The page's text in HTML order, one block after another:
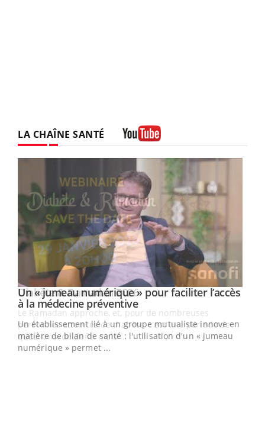
LA CHAÎNE SANTÉ
Youtube
Un « jumeau numérique » pour faciliter l’accès
à la médecine préventiveYoutube
Un établissement lié à un groupe mutualiste innove en
matière de bilan de santé : l'utilisation d'un « jumeau
numérique » permet ...